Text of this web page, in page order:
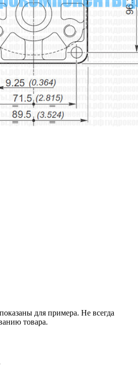
для примера. Не всегда
товара.